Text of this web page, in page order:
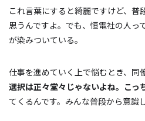
これ言葉にすると綺麗ですけど、普
思うんですよ。でも、恒電社の人っ
が染みついている。
仕事を進めていく上で悩むとき、同
選択は正々堂々じゃないよね。こっ
てくるんです。みんな普段から意識